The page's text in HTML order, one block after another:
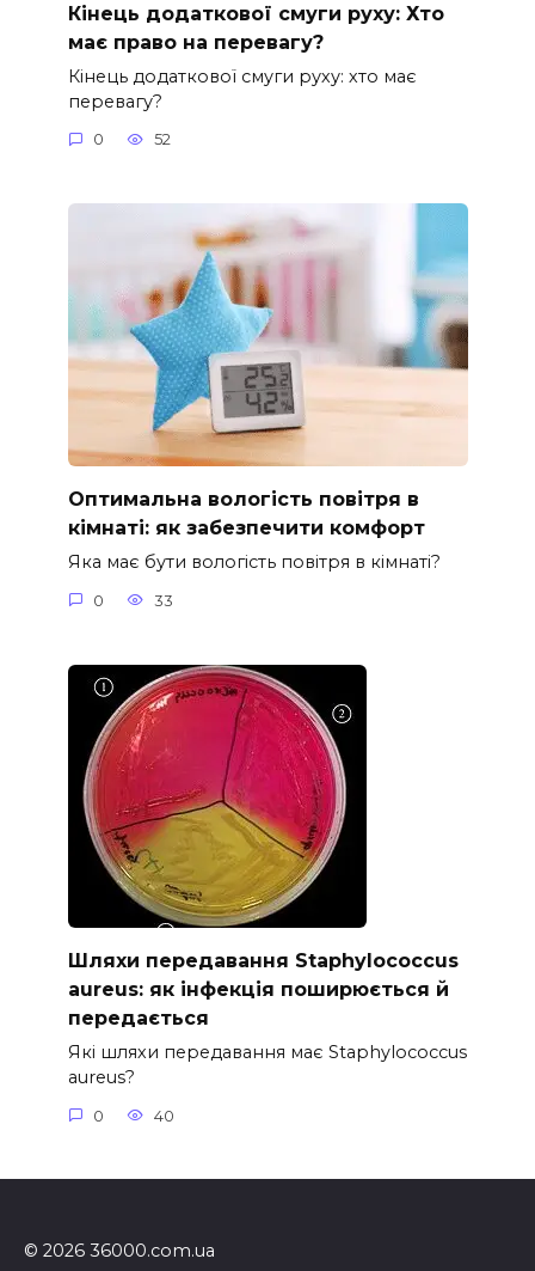
Кінець додаткової смуги руху: Хто
має право на перевагу?
Кінець додаткової смуги руху: хто має
перевагу?
0 52
Оптимальна вологість повітря в
кімнаті: як забезпечити комфорт
Яка має бути вологість повітря в кімнаті?
0 33
Шляхи передавання Staphylococcus
aureus: як інфекція поширюється й
передається
Які шляхи передавання має Staphylococcus
aureus?
0 40
© 2026 36000.com.ua